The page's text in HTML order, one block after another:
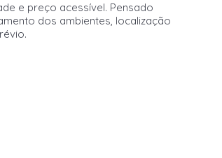
e preço acessível. Pensado
dos ambientes, localização